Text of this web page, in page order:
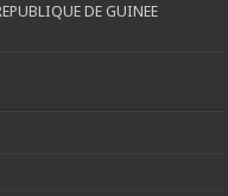
DE GUINEE